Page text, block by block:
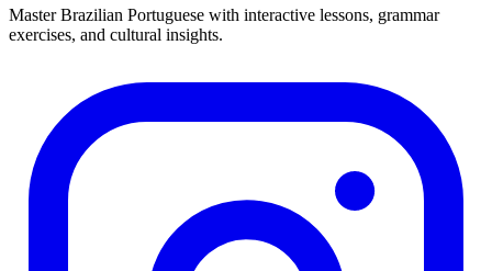
Master Brazilian Portuguese with interactive lessons, grammar
exercises, and cultural insights.